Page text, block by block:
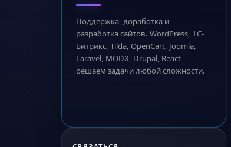
Поддержка, доработка и
разработка сайтов. WordPress, 1С-
Битрикс, Tilda, OpenCart, Joomla,
Laravel, MODX, Drupal, React —
решаем задачи любой сложности.